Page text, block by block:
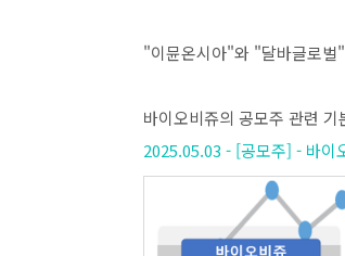
"이뮨온시아"와 "달바글로벌
바이오비쥬의 공모주 관련
2025.05.03 - [공모주] - 바이